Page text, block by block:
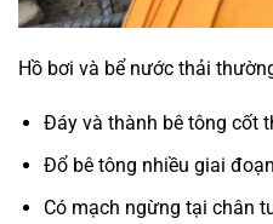
Hồ bơi và bể nước thải
Đáy và thành bê tông cốt
Đổ bê tông nhiều giai đoạn
Có mạch ngừng tại chân